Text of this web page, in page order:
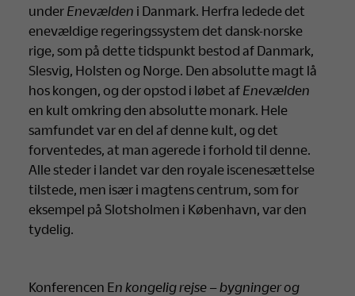
under Enevælden i Danmark. Herfra ledede det
enevældige regeringssystem det dansk-norske
rige, som på dette tidspunkt bestod af Danmark,
Slesvig, Holsten og Norge. Den absolutte magt lå
hos kongen, og der opstod i løbet af Enevælden
en kult omkring den absolutte monark. Hele
samfundet var en del af denne kult, og det
forventedes, at man agerede i forhold til denne.
Alle steder i landet var den royale iscenesættelse
tilstede, men især i magtens centrum, som for
eksempel på Slotsholmen i København, var den
tydelig.
Konferencen En kongelig rejse – bygninger og